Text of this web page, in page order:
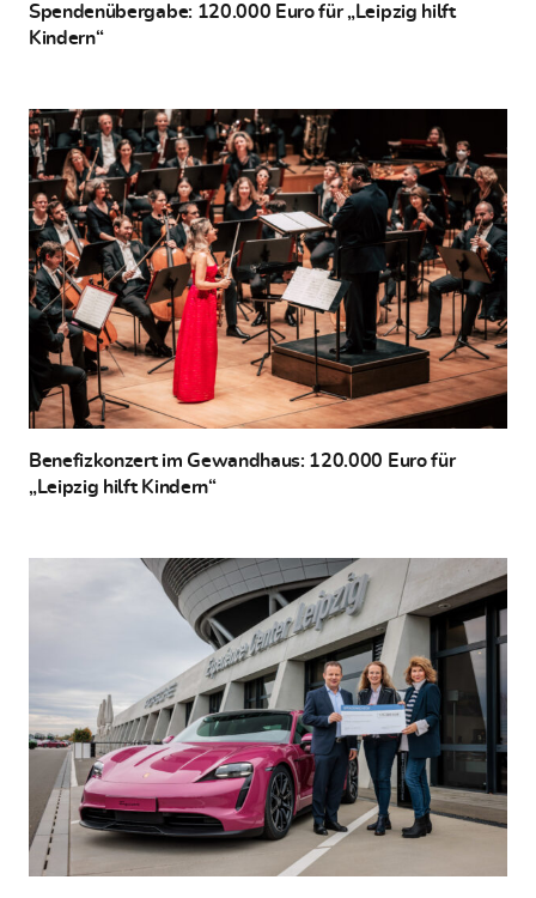
Spendenübergabe: 120.000 Euro für „Leipzig hilft
Kindern“
Benefizkonzert im Gewandhaus: 120.000 Euro für
„Leipzig hilft Kindern“